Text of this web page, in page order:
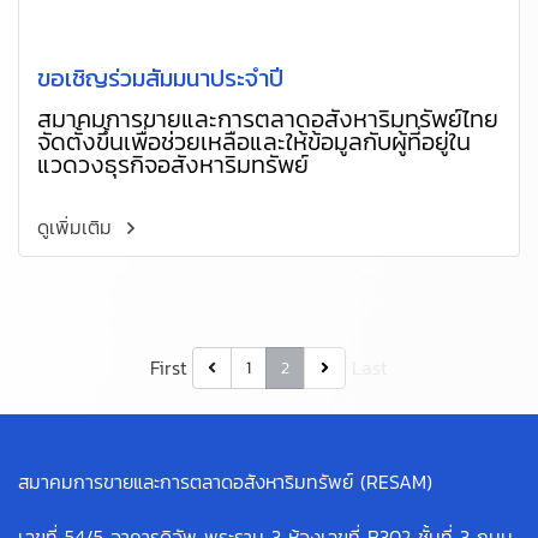
ขอเชิญร่วมสัมมนาประจำปี
สมาคมการขายและการตลาดอสังหาริมทรัพย์ไทย
จัดตั้งขึ้นเพื่อช่วยเหลือและให้ข้อมูลกับผู้ที่อยู่ใน
แวดวงธุรกิจอสังหาริมทรัพย์
ดูเพิ่มเติม
First 1 2
สมาคมการขายและการตลาดอสังหาริมทรัพย์ (RESAM)